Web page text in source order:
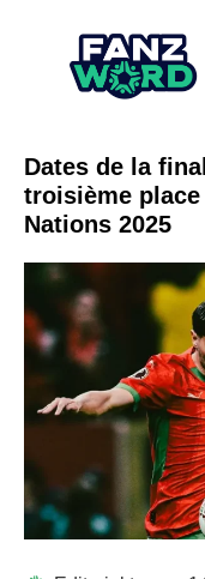
Dates de la
troisième place
Nations 2025